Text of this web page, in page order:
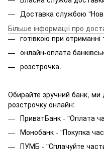
Доставка службою
Більше інформації про
готівкою при отриманні
онлайн-оплата
розстрочка.
Обирайте зручний банк,
розстрочку онлайн:
ПриватБанк - "Оплата
Монобанк - "Покупка
ПУМБ - "Сплачуйте